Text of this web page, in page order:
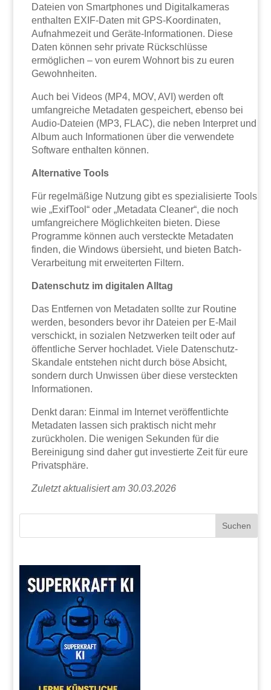
Dateien von Smartphones und Digitalkameras
enthalten EXIF-Daten mit GPS-Koordinaten,
Aufnahmezeit und Geräte-Informationen. Diese
Daten können sehr private Rückschlüsse
ermöglichen – von eurem Wohnort bis zu euren
Gewohnheiten.
Auch bei Videos (MP4, MOV, AVI) werden oft
umfangreiche Metadaten gespeichert, ebenso bei
Audio-Dateien (MP3, FLAC), die neben Interpret und
Album auch Informationen über die verwendete
Software enthalten können.
Alternative Tools
Für regelmäßige Nutzung gibt es spezialisierte Tools
wie „ExifTool“ oder „Metadata Cleaner“, die noch
umfangreichere Möglichkeiten bieten. Diese
Programme können auch versteckte Metadaten
finden, die Windows übersieht, und bieten Batch-
Verarbeitung mit erweiterten Filtern.
Datenschutz im digitalen Alltag
Das Entfernen von Metadaten sollte zur Routine
werden, besonders bevor ihr Dateien per E-Mail
verschickt, in sozialen Netzwerken teilt oder auf
öffentliche Server hochladet. Viele Datenschutz-
Skandale entstehen nicht durch böse Absicht,
sondern durch Unwissen über diese versteckten
Informationen.
Denkt daran: Einmal im Internet veröffentlichte
Metadaten lassen sich praktisch nicht mehr
zurückholen. Die wenigen Sekunden für die
Bereinigung sind daher gut investierte Zeit für eure
Privatsphäre.
Zuletzt aktualisiert am 30.03.2026